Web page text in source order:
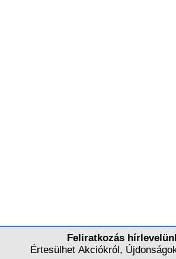
Feliratkozás
Értesülhet Akciókról,